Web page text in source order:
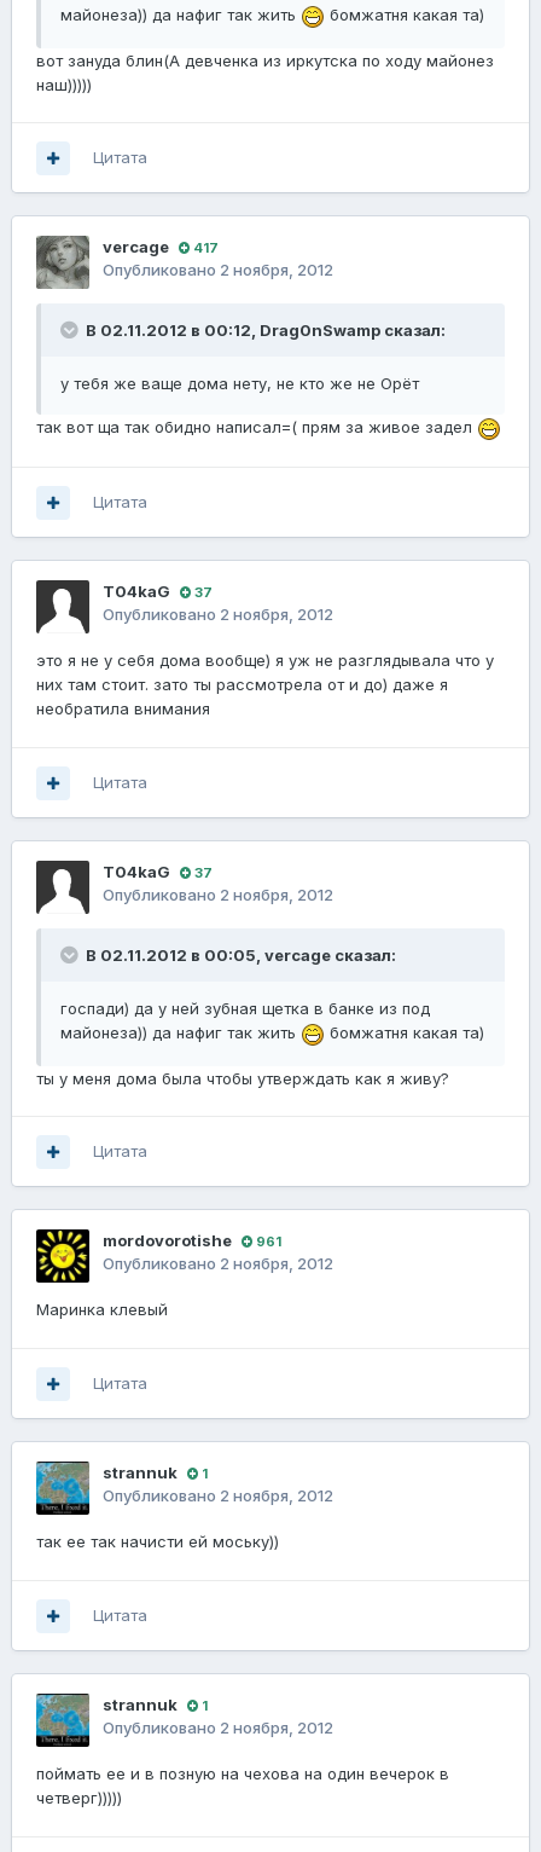
майонеза)) да нафиг так жить
бомжатня какая та)
вот зануда блин(А девченка из иркутска по ходу майонез
наш)))))
Цитата
vercage 417
Опубликовано 2 ноября, 2012
В 02.11.2012 в 00:12, Drag0nSwamp сказал:
у тебя же ваще дома нету, не кто же не Орёт
так вот ща так обидно написал=( прям за живое задел
Цитата
T04kaG 37
Опубликовано 2 ноября, 2012
это я не у себя дома вообще) я уж не разглядывала что у
них там стоит. зато ты рассмотрела от и до) даже я
необратила внимания
Цитата
T04kaG 37
Опубликовано 2 ноября, 2012
В 02.11.2012 в 00:05, vercage сказал:
госпади) да у ней зубная щетка в банке из под
майонеза)) да нафиг так жить
бомжатня какая та)
ты у меня дома была чтобы утверждать как я живу?
Цитата
mordovorotishe 961
Опубликовано 2 ноября, 2012
Маринка клевый
Цитата
strannuk 1
Опубликовано 2 ноября, 2012
так ее так начисти ей моську))
Цитата
strannuk 1
Опубликовано 2 ноября, 2012
поймать ее и в позную на чехова на один вечерок в
четверг)))))